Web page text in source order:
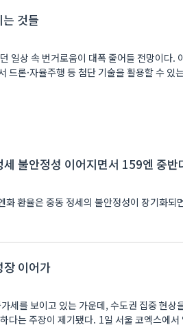
것들
일상 속 번거로움이 대폭 줄어들 전망이다.
드론·자율주행 등 첨단 기술을 활용할 수 있
불안정성 이어지면서 159엔 중반
환율은 중동 정세의 불안정성이 장기화되
장 이어가
를 보이고 있는 가운데, 수도권 집중 현상
다는 주장이 제기됐다. 1일 서울 코엑스에서